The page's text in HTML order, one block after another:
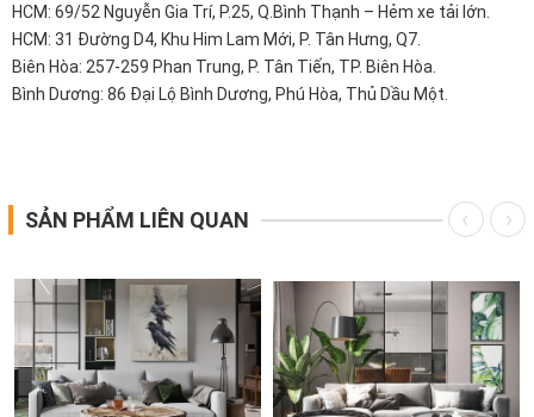
HCM: 69/52 Nguyễn Gia Trí, P.25, Q.Bình Thạnh – Hẻm xe tải lớn.
HCM: 31 Đường D4, Khu Him Lam Mới, P. Tân Hưng, Q7.
Biên Hòa: 257-259 Phan Trung, P. Tân Tiến, TP. Biên Hòa.
Bình Dương: 86 Đại Lộ Bình Dương, Phú Hòa, Thủ Dầu Một.
SẢN PHẨM LIÊN QUAN